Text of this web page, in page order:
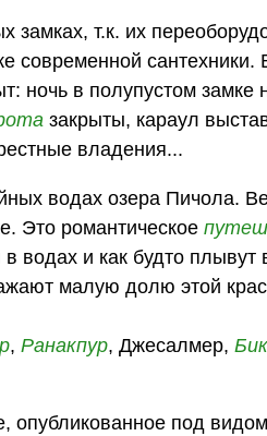
замках, т.к. их
современной сантехники.
ночь в полупустом замке
закрыты, караул
владения...
водах озера Пичола.
Это романтическое
и как будто плывут
малую долю этой
,Ранакпур, Джесалмер,
под видом